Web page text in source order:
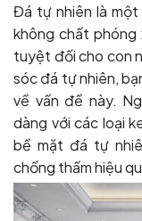
Đá tự nhiên là
không chất
tuyệt đối cho con
sóc đá tự nhiên,
về vấn đề này.
dàng với các loại
bề mặt đá tự
chống thấm hiệu